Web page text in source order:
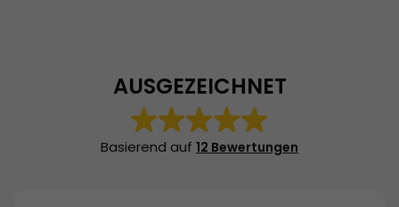
AUSGEZEICHNET
Basierend auf 12 Bewertungen